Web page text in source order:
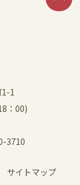
1
：00)
3710
サイトマップ